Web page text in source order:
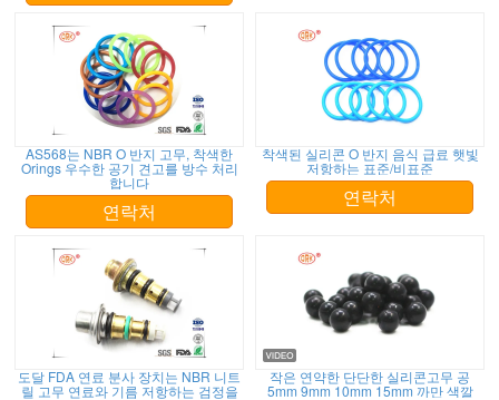
AS568는 NBR O 반지 고무, 착색한
Orings 우수한 공기 견고를 방수 처리
합니다
연락처
착색된 실리콘 O 반지 음식 급료 햇빛
저항하는 표준/비표준
연락처
도달 FDA 연료 분사 장치는 NBR 니트
릴 고무 연료와 기름 저항하는 검정을
작은 연약한 단단한 실리콘고무 공
5mm 9mm 10mm 15mm 까만 색깔